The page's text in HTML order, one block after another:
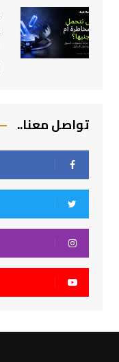
تواصل معنا..